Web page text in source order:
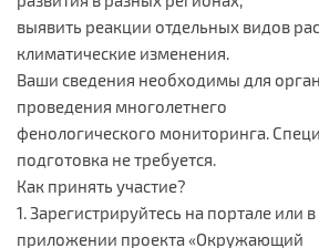
выявить реакции отдельных видов
климатические изменения.
Ваши сведения необходимы для
проведения многолетнего
фенологического мониторинга.
подготовка не требуется.
Как принять участие?
1. Зарегистрируйтесь на портале или
приложении проекта «Окружающий